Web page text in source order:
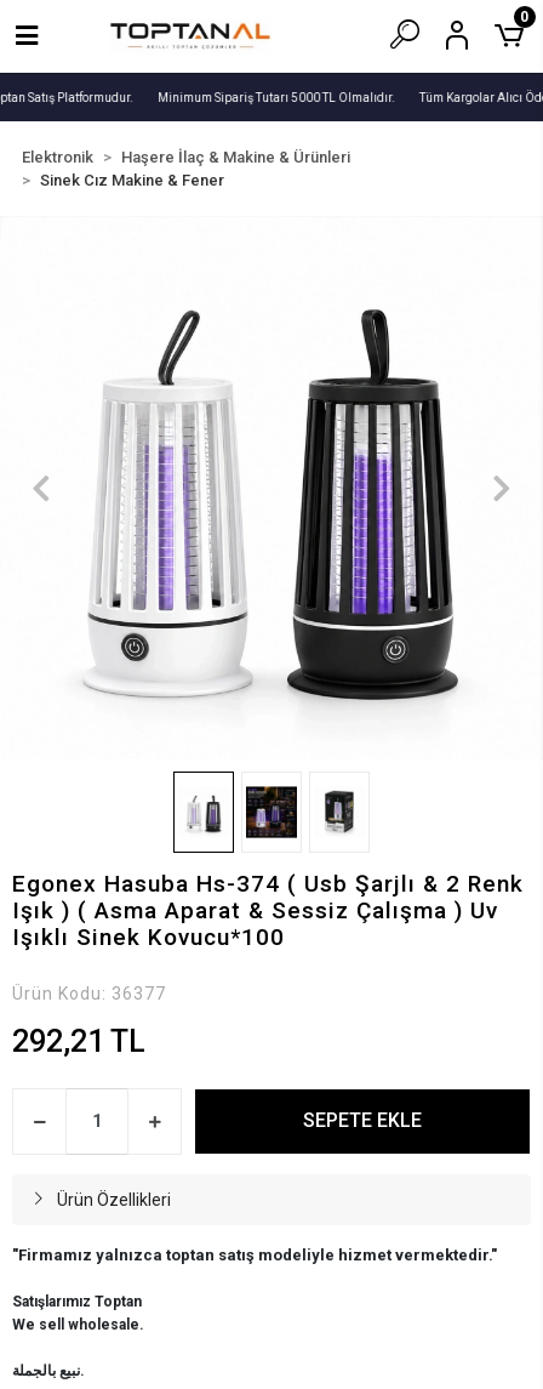
Satış Platformudur. Minimum Sipariş Tutarı 5000 TL Olmalıdır. Tüm Kargolar Alıcı
0
Elektronik
Haşere İlaç & Makine & Ürünleri
Sinek Cız Makine & Fener
Egonex Hasuba Hs-374 ( Usb Şarjlı & 2 Renk
Işık ) ( Asma Aparat & Sessiz Çalışma ) Uv
Işıklı Sinek Kovucu*100
Ürün Kodu: 36377
292,21 TL
SEPETE EKLE
Ürün Özellikleri
"Firmamız yalnızca toptan satış modeliyle hizmet vermektedir."
Satışlarımız Toptan
We sell wholesale.
نبيع بالجملة.